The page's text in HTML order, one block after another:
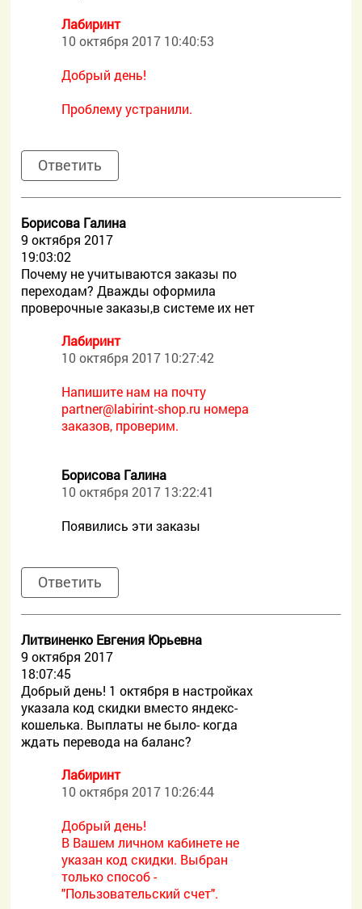
Лабиринт
10 октября 2017 10:40:53
Добрый день!
Проблему устранили.
Ответить
Борисова Галина
9 октября 2017
19:03:02
Почему не учитываются заказы по
переходам? Дважды оформила
проверочные заказы,в системе их нет
Лабиринт
10 октября 2017 10:27:42
Напишите нам на почту
partner@labirint-shop.ru номера
заказов, проверим.
Борисова Галина
10 октября 2017 13:22:41
Появились эти заказы
Ответить
Литвиненко Евгения Юрьевна
9 октября 2017
18:07:45
Добрый день! 1 октября в настройках
указала код скидки вместо яндекс-
кошелька. Выплаты не было- когда
ждать перевода на баланс?
Лабиринт
10 октября 2017 10:26:44
Добрый день!
В Вашем личном кабинете не
указан код скидки. Выбран
только способ -
"Пользовательский счет".